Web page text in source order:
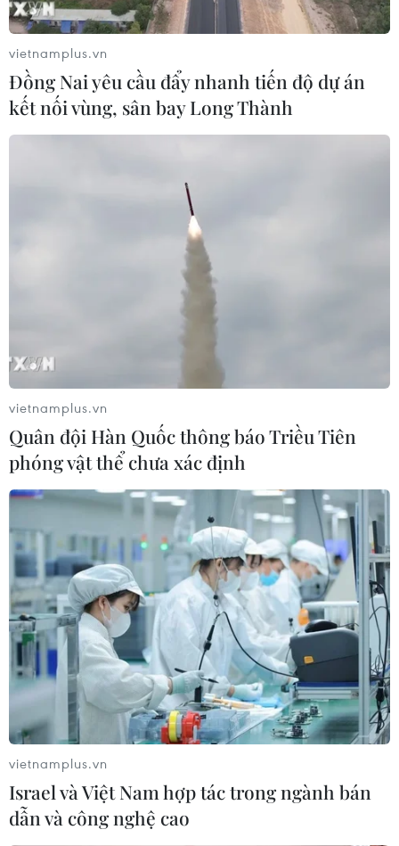
Lễ thượng cờ kỷ niệm 59 năm Ngày thành lập
ASEAN
Việt Nam tham dự cuộc họp chuẩn bị cho
Hội nghị cấp cao ASEAN lần thứ 44-45
07/10/2024 10:46
Thứ trưởng Bộ Ngoại giao Đỗ Hùng Việt cùng Trưởng
SOM các nước ASEAN khẳng định sẽ phối hợp chặt chẽ
với nước Chủ tịch và đóng góp tích cực cho thành công
chung của các hội nghị.
vietnamplus.vn
Đồng Nai yêu cầu đẩy nhanh tiến độ dự án
kết nối vùng, sân bay Long Thành
vietnamplus.vn
Quân đội Hàn Quốc thông báo Triều Tiên
phóng vật thể chưa xác định
vietnamplus.vn
Israel và Việt Nam hợp tác trong ngành bán
dẫn và công nghệ cao